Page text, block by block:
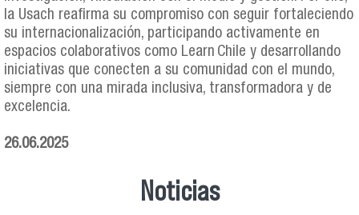
la Usach reafirma su compromiso con seguir fortaleciendo
su internacionalización, participando activamente en
espacios colaborativos como Learn Chile y desarrollando
iniciativas que conecten a su comunidad con el mundo,
siempre con una mirada inclusiva, transformadora y de
excelencia.
26.06.2025
Noticias